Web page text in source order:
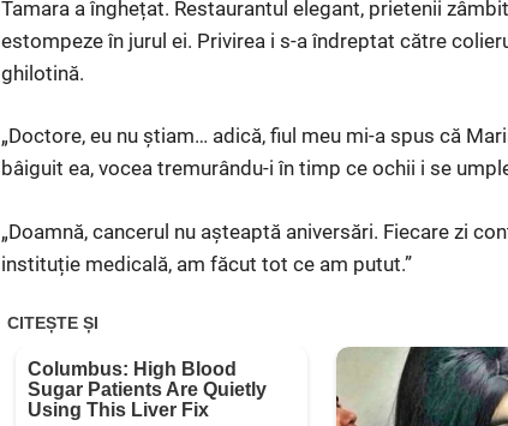
Tamara a înghețat. Restaurantul elegant, prietenii
estompeze în jurul ei. Privirea i s-a îndreptat către
ghilotină.
„Doctore, eu nu știam… adică, fiul meu mi-a spus că
bâiguit ea, vocea tremurându-i în timp ce ochii i se
„Doamnă, cancerul nu așteaptă aniversări. Fiecare zi
instituție medicală, am făcut tot ce am putut.”